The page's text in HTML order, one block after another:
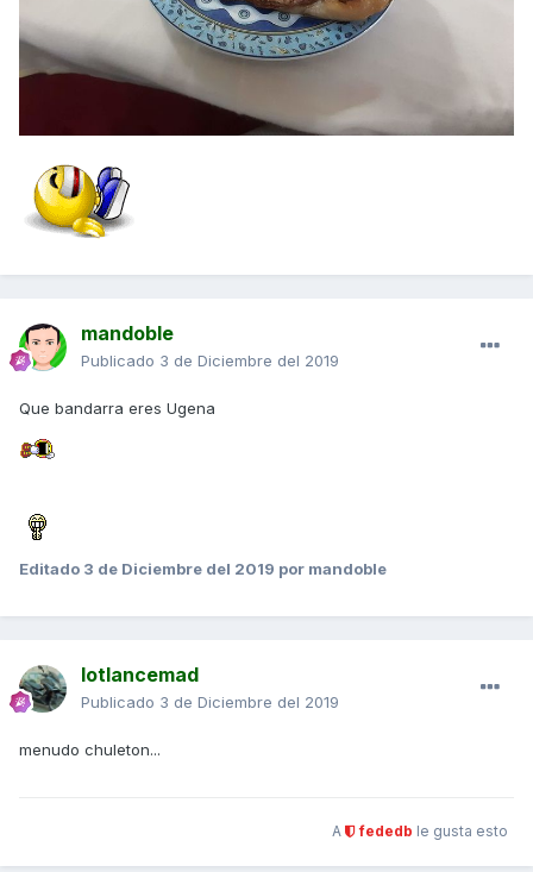
mandoble
Publicado 3 de Diciembre del 2019
Que bandarra eres Ugena
Editado 3 de Diciembre del 2019 por mandoble
lotlancemad
Publicado 3 de Diciembre del 2019
menudo chuleton...
A fededb le gusta esto